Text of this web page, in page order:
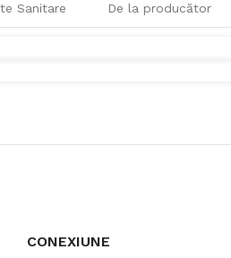
Sanitare De la producător
CONEXIUNE